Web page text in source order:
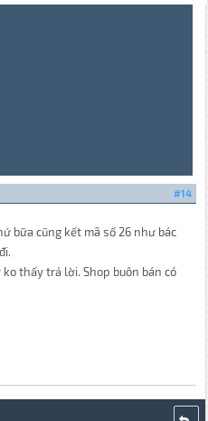
#14
bữa cũng kết mã số 26 như bác
thấy trả lời. Shop buôn bán có